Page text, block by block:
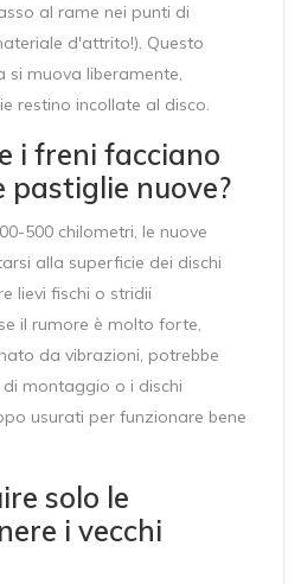
al rame nei punti di
d'attrito!). Questo
si muova liberamente,
restino incollate al disco.
i freni facciano
pastiglie nuove?
500 chilometri, le nuove
alla superficie dei dischi
lievi fischi o stridii
il rumore è molto forte,
da vibrazioni, potrebbe
montaggio o i dischi
usurati per funzionare bene
solo le
i vecchi